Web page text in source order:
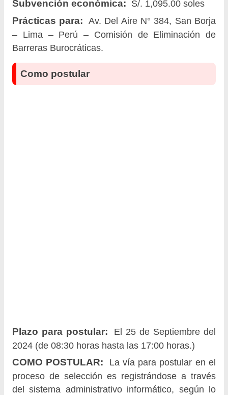
Subvención económica: S/. 1,095.00 soles
Prácticas para: Av. Del Aire N° 384, San Borja
– Lima – Perú – Comisión de Eliminación de
Barreras Burocráticas.
Como postular
Plazo para postular:
El 25 de Septiembre del
2024 (de 08:30 horas hasta las 17:00 horas.)
COMO POSTULAR:
La vía para postular en el
proceso de selección es registrándose a través
del sistema administrativo informático, según lo